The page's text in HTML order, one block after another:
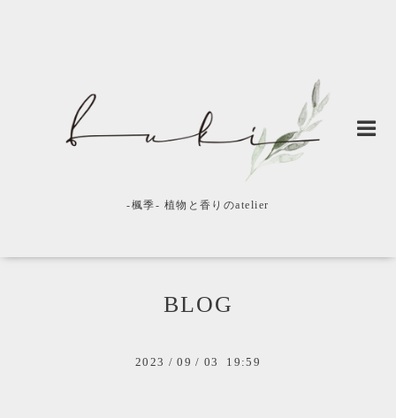
-楓季- 植物と香りのatelier
BLOG
2023 /09 / 03 19:59